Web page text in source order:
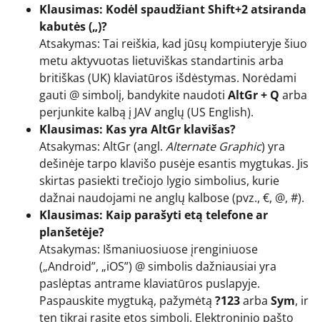
Klausimas: Kodėl spaudžiant Shift+2 atsiranda
kabutės („)?
Atsakymas: Tai reiškia, kad jūsų kompiuteryje šiuo
metu aktyvuotas lietuviškas standartinis arba
britiškas (UK) klaviatūros išdėstymas. Norėdami
gauti @ simbolį, bandykite naudoti AltGr + Q arba
perjunkite kalbą į JAV anglų (US English).
Klausimas: Kas yra AltGr klavišas?
Atsakymas: AltGr (angl. Alternate Graphic) yra
dešinėje tarpo klavišo pusėje esantis mygtukas. Jis
skirtas pasiekti trečiojo lygio simbolius, kurie
dažnai naudojami ne anglų kalbose (pvz., €, @, #).
Klausimas: Kaip parašyti etą telefone ar
planšetėje?
Atsakymas: Išmaniuosiuose įrenginiuose
(„Android”, „iOS”) @ simbolis dažniausiai yra
paslėptas antrame klaviatūros puslapyje.
Paspauskite mygtuką, pažymėtą ?123arba Sym, ir
ten tikrai rasite etos simbolį. Elektroninio pašto